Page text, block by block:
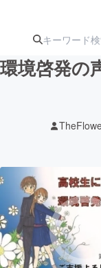
ターン
アート
テクノ
映像・
環境啓発の